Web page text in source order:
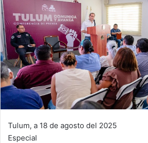
Tulum, a 18 de agosto del 2025
Especial